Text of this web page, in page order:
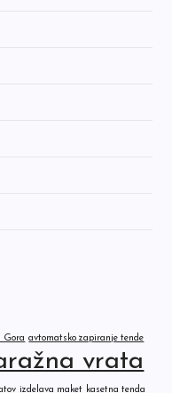
Gora avtomatsko zapiranje tende
vrata
izdelava maket kasetna tenda